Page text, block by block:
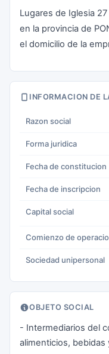
Lugares de Iglesia
en la provincia de
el domicilio de la
INFORMACION DE
Razon social
Forma juridica
Fecha de constitucion
Fecha de inscripcion
Capital social
Comienzo de
Sociedad unipersonal
OBJETO SOCIAL
- Intermediarios del
alimenticios, bebidas